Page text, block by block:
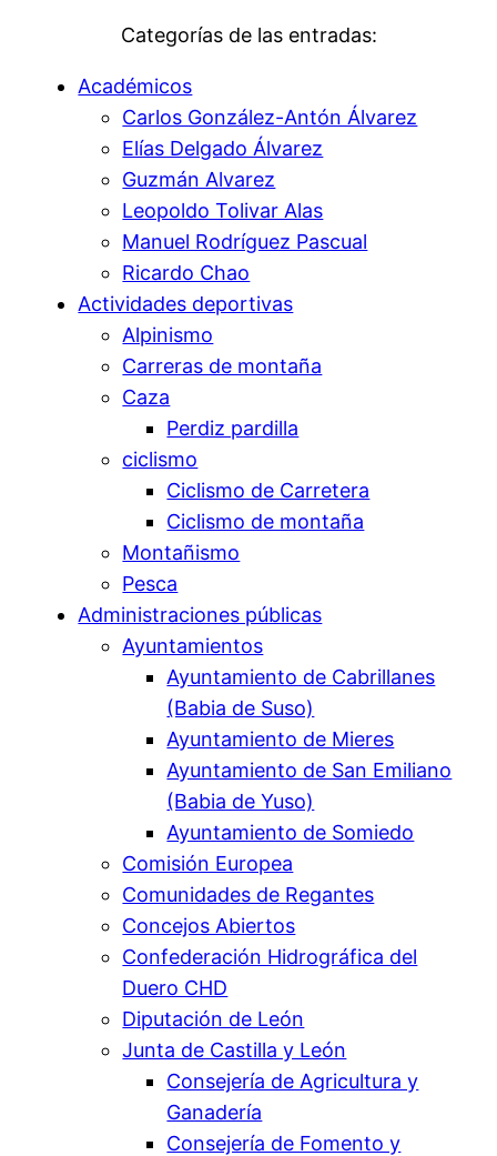
Categorías de las entradas:
Académicos
Carlos González-Antón Álvarez
Elías Delgado Álvarez
Guzmán Alvarez
Leopoldo Tolivar Alas
Manuel Rodríguez Pascual
Ricardo Chao
Actividades deportivas
Alpinismo
Carreras de montaña
Caza
Perdiz pardilla
ciclismo
Ciclismo de Carretera
Ciclismo de montaña
Montañismo
Pesca
Administraciones públicas
Ayuntamientos
Ayuntamiento de Cabrillanes
(Babia de Suso)
Ayuntamiento de Mieres
Ayuntamiento de San Emiliano
(Babia de Yuso)
Ayuntamiento de Somiedo
Comisión Europea
Comunidades de Regantes
Concejos Abiertos
Confederación Hidrográfica del
Duero CHD
Diputación de León
Junta de Castilla y León
Consejería de Agricultura y
Ganadería
Consejería de Fomento y